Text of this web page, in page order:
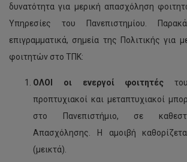
δυνατότητα για μερική απασχόληση
Υπηρεσίες του Πανεπιστημίου.
επιγραμματικά, σημεία της Πολιτικής για
φοιτητών στο ΤΠΚ:
ΟΛΟΙ οι ενεργοί φοιτητές του
προπτυχιακοί και μεταπτυχιακοί
στο Πανεπιστήμιο, σε
Απασχόλησης. Η αμοιβή
(μεικτά).